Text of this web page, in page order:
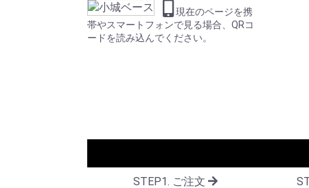
現在のページを携
帯やスマートフォンで見る場合、QRコ
ードを読み込んでください。
STEP1. ご注文